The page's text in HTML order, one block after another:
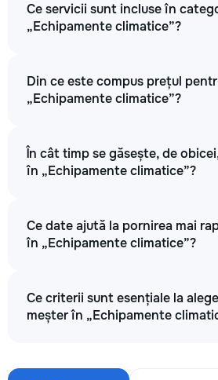
Ce servicii sunt incluse în
„Echipamente climatice”?
Din ce este compus prețul
„Echipamente climatice”?
În cât timp se găsește, de
în „Echipamente climatice”?
Ce date ajută la pornirea mai
în „Echipamente climatice”?
Ce criterii sunt esențiale la
meșter în „Echipamente